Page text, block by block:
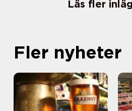
Läs fler
Fler nyheter